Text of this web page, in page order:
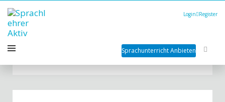
Login Register
Sprachunterricht Anbieten